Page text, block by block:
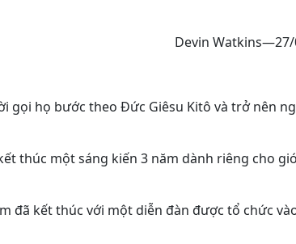
Devin
gọi họ bước theo Đức Giêsu Kitô và trở nên
thúc một sáng kiến ​​3 năm dành riêng cho
đã kết thúc với một diễn đàn được tổ chức